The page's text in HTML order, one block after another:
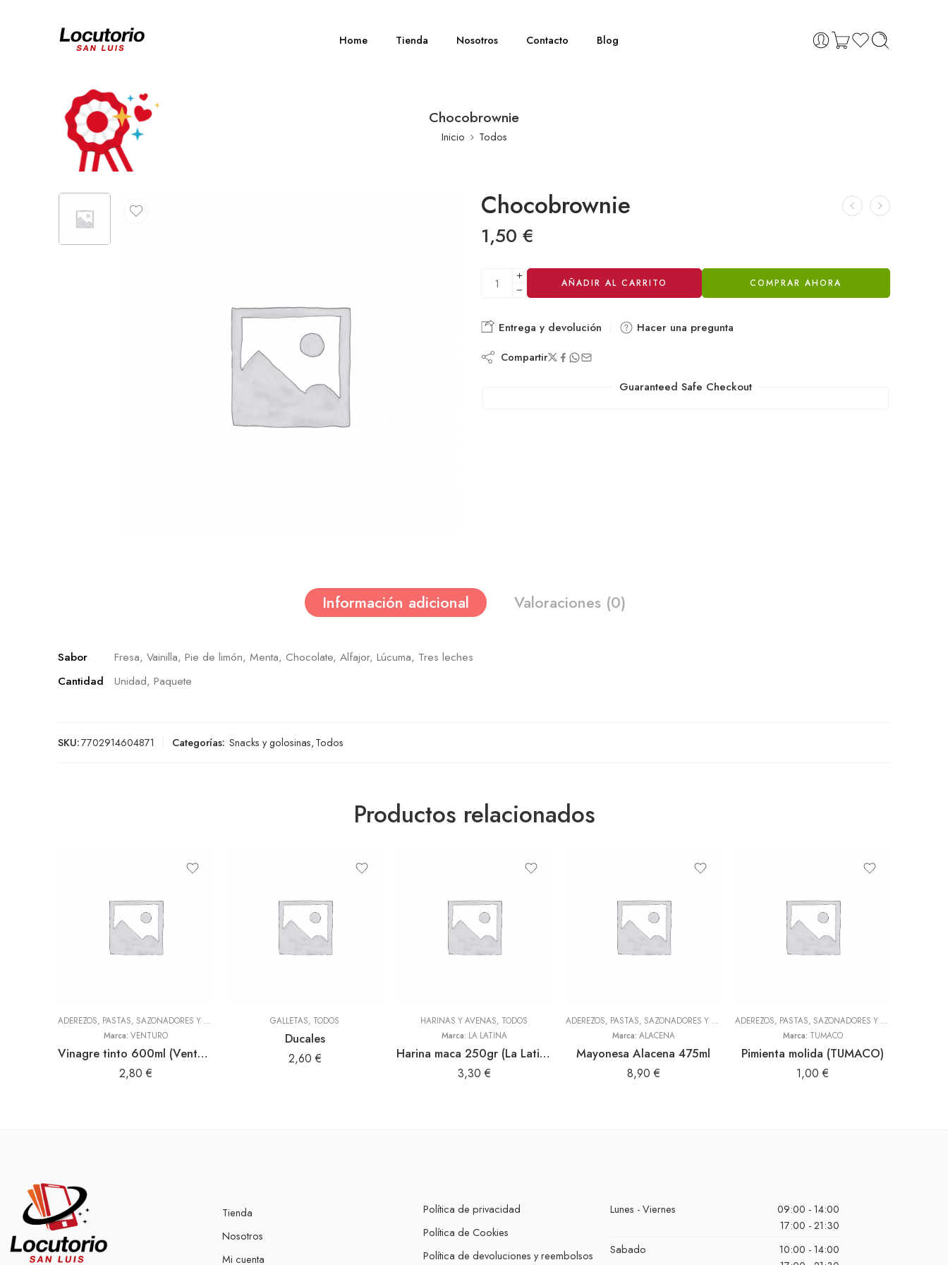
Home Tienda Nosotros Contacto Blog
Chocobrownie
Inicio Todos
Chocobrownie
1,50 €
AÑADIR AL CARRITO COMPRAR AHORA
Alternative:
Entrega y devolución Hacer una pregunta
Compartir
Guaranteed Safe Checkout
Información adicional Valoraciones (0)
Sabor
Fresa, Vainilla, Pie de limón, Menta, Chocolate, Alfajor, Lúcuma, Tres leches
Cantidad
Unidad, Paquete
SKU:7702914604871 Categorías: Snacks y golosinas,Todos
Productos relacionados
ADEREZOS, PASTAS, SAZONADORES Y CONDIMENTOS
TODOS
Marca: VENTURO
Vinagre tinto 600ml (Venturo)
2,80 €
GALLETAS, TODOS
Ducales
2,60 €
HARINAS Y AVENAS, TODOS
Marca: LA LATINA
Harina maca 250gr (La Latina)
3,30 €
ADEREZOS, PASTAS, SAZONADORES Y CONDIMENTOS ,TODOS
Marca: ALACENA
Mayonesa Alacena 475ml
8,90 €
ADEREZOS, PASTAS, SAZONADORES Y CONDIMENTOS
Marca: TUMACO
Pimienta molida (TUMACO)
1,00 €
Tienda
Nosotros
Mi cuenta
Política de privacidad
Política de Cookies
Política de devoluciones y reembolsos
Lunes - Viernes
09:00 - 14:00
17:00 - 21:30
Sabado
10:00 - 14:00